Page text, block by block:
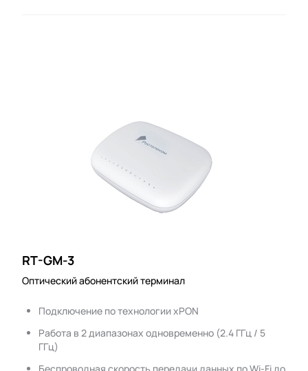
RT-GM-3
Оптический абонентский терминал
Подключение по технологии xPON
Работа в 2 диапазонах одновременно (2.4 ГГц / 5
ГГц)